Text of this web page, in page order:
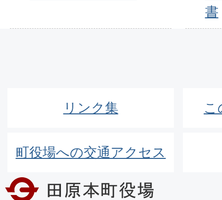
書
リンク集 こ
町役場への交通アクセス